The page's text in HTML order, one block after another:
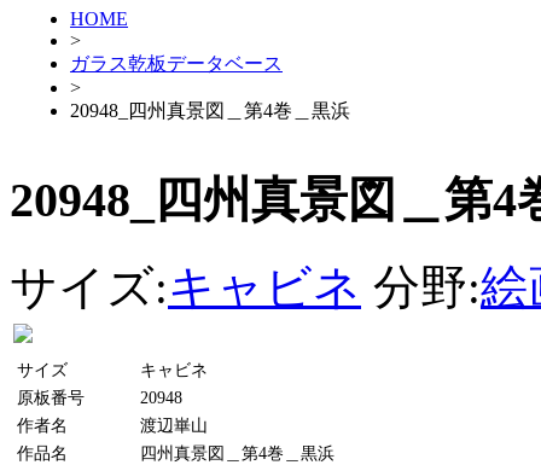
HOME
>
ガラス乾板データベース
>
20948_四州真景図＿第4巻＿黒浜
20948_四州真景図＿第4
サイズ:キャビネ 分野:絵
サイズ
キャビネ
原板番号
20948
作者名
渡辺崋山
作品名
四州真景図＿第4巻＿黒浜